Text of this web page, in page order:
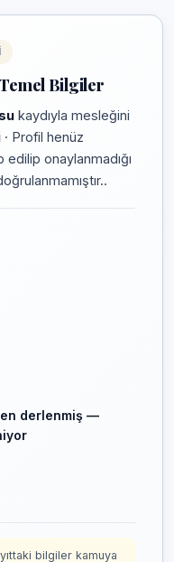
Bilgiler
kaydıyla mesleğini
· Profil henüz
onaylanmadığı
derlenmiş —
bilgiler kamuya